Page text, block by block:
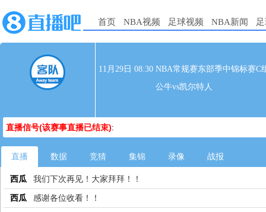
首页 NBA视频 足球视频 NBA新闻
11月29日 08:30 NBA常规赛东部季中锦标赛C
公牛vs凯尔特人
直播信号(该赛事直播已结束):
直播 数据 竞猜 集锦 录像 战报
西瓜 我们下次再见！大家拜拜！！
西瓜 感谢各位收看！！